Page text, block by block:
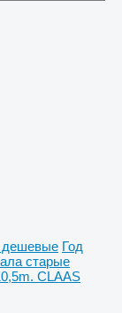
дешевые Год
старые